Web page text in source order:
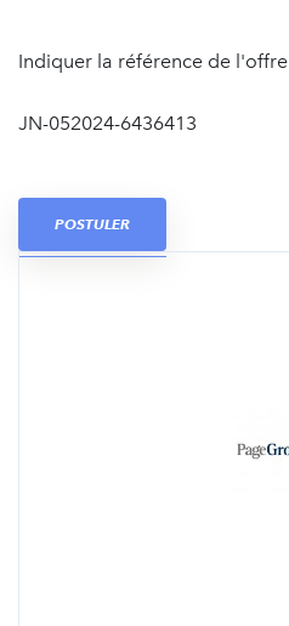
Indiquer la référence de l'offre
JN-052024-6436413
POSTULER